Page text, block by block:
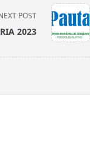
POST
2023